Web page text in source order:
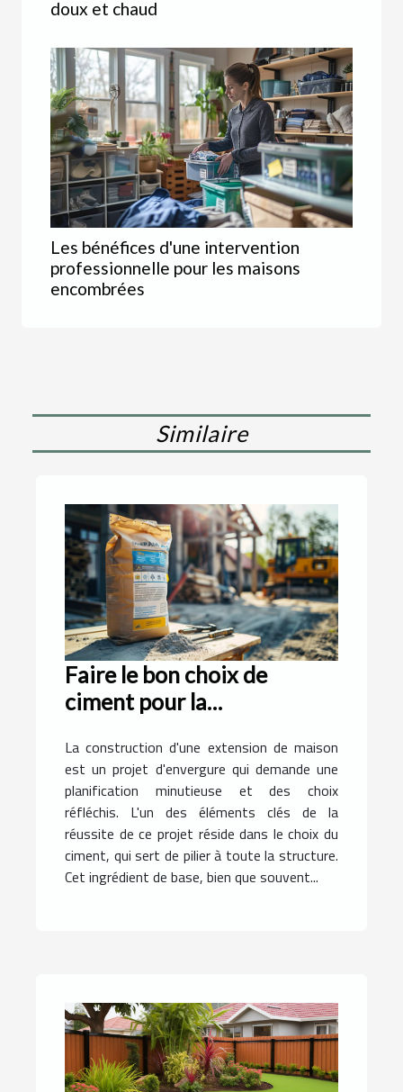
doux et chaud
Les bénéfices d'une intervention
professionnelle pour les maisons
encombrées
Similaire
Faire le bon choix de
ciment pour la
extension de maison
La construction d'une extension de maison
est un projet d'envergure qui demande une
planification minutieuse et des choix
réfléchis. L'un des éléments clés de la
réussite de ce projet réside dans le choix du
ciment, qui sert de pilier à toute la structure.
Cet ingrédient de base, bien que souvent...